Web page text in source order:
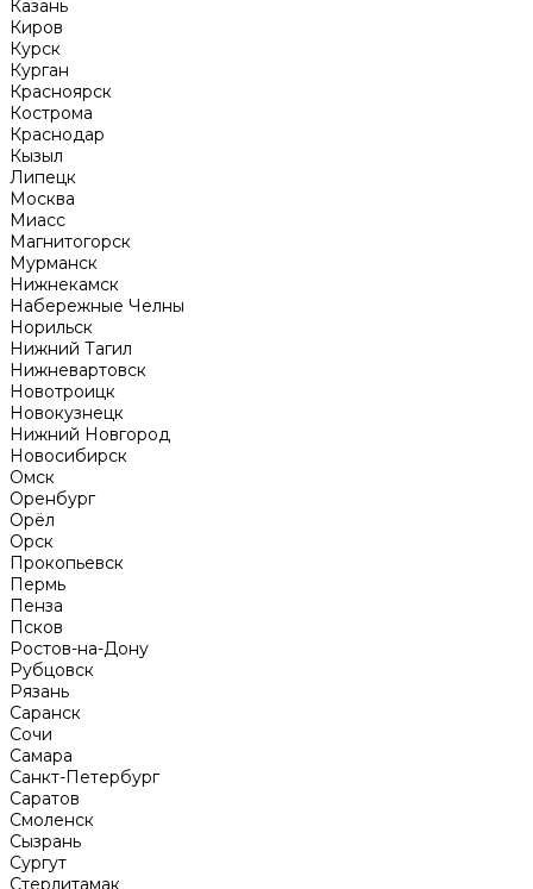
Казань
Киров
Курск
Курган
Красноярск
Кострома
Краснодар
Кызыл
Липецк
Москва
Миасс
Магнитогорск
Мурманск
Нижнекамск
Набережные Челны
Норильск
Нижний Тагил
Нижневартовск
Новотроицк
Новокузнецк
Нижний Новгород
Новосибирск
Омск
Оренбург
Орёл
Орск
Прокопьевск
Пермь
Пенза
Псков
Ростов-на-Дону
Рубцовск
Рязань
Саранск
Сочи
Самара
Санкт-Петербург
Саратов
Смоленск
Сызрань
Сургут
Стерлитамак